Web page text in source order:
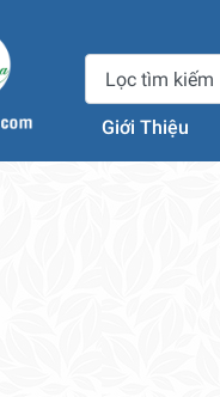
Giới Thiệu